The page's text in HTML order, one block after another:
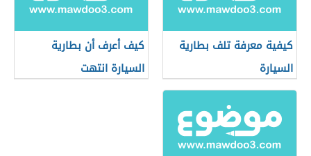
كيفية معرفة تلف بطارية
السيارة
كيف أعرف أن بطارية
السيارة انتهت